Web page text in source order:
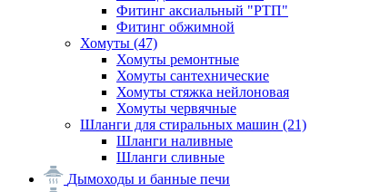
Фитинг аксиальный "РТП"
Фитинг обжимной
Хомуты (47)
Хомуты ремонтные
Хомуты сантехнические
Хомуты стяжка нейлоновая
Хомуты червячные
Шланги для стиральных машин (21)
Шланги наливные
Шланги сливные
Дымоходы и банные печи